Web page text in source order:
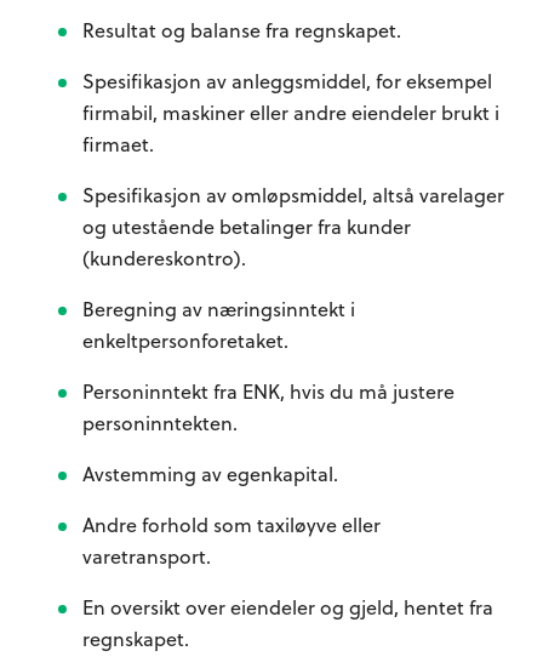
Resultat og balanse fra regnskapet.
Spesifikasjon av anleggsmiddel, for eksempel
firmabil, maskiner eller andre eiendeler brukt i
firmaet.
Spesifikasjon av omløpsmiddel, altså varelager
og utestående betalinger fra kunder
(kundereskontro).
Beregning av næringsinntekt i
enkeltpersonforetaket.
Personinntekt fra ENK, hvis du må justere
personinntekten.
Avstemming av egenkapital.
Andre forhold som taxiløyve eller
varetransport.
En oversikt over eiendeler og gjeld, hentet fra
regnskapet.